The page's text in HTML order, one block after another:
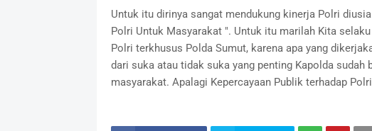
Untuk itu dirinya sangat mendukung kinerja Polri
Polri Untuk Masyarakat ". Untuk itu marilah Kita
Polri terkhusus Polda Sumut, karena apa yang
dari suka atau tidak suka yang penting Kapolda sudah
masyarakat. Apalagi Kepercayaan Publik terhadap